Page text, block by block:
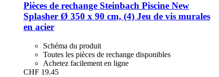
Pièces de rechange Steinbach Piscine New
Splasher Ø 350 x 90 cm, (4) Jeu de vis murales
en acier
Schéma du produit
Toutes les pièces de rechange disponibles
Achetez facilement en ligne
CHF 19.45